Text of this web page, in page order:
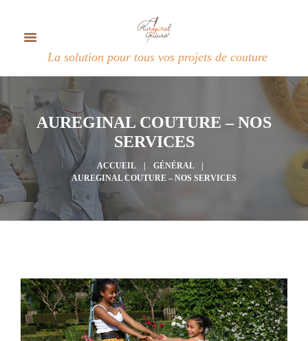
La solution pour tous vos projets de couture
AUREGINAL COUTURE – NOS
SERVICES
ACCUEIL
GÉNÉRAL
AUREGINAL COUTURE – NOS SERVICES